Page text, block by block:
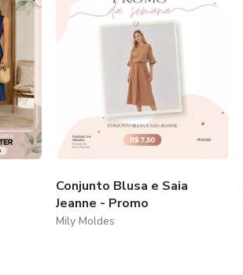
Conjunto Blusa e Saia
Jeanne - Promo
Mily Moldes